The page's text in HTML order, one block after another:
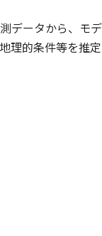
データから、モデ
理的条件等を推定